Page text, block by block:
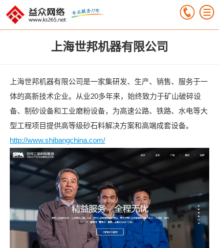
上海世邦机器有限公司
上海世邦机器有限公司是一家集研发、生产、销售、服务于一
体的高新技术企业。从业20多年来，始终致力于矿山破碎设
备、制砂设备和工业磨粉设备，为高速公路、铁路、水电等大
型工程项目提供高等级砂石料解决方案和高端成套设备。
http://www.shibangchina.com/